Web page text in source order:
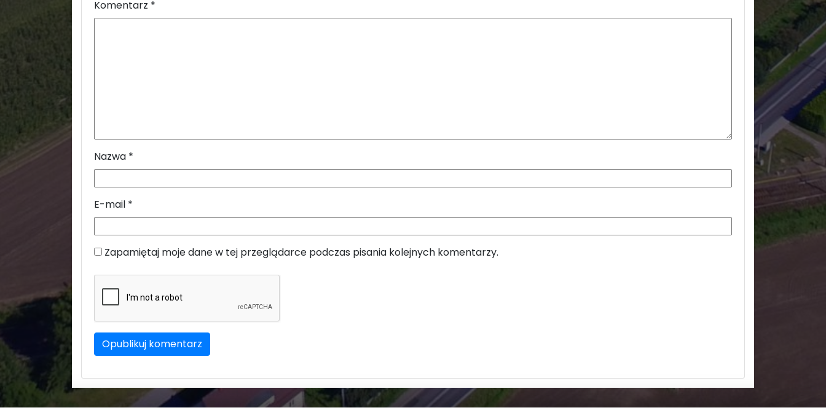
Komentarz *
Nazwa *
E-mail *
Zapamiętaj moje dane w tej przeglądarce podczas pisania kolejnych komentarzy.